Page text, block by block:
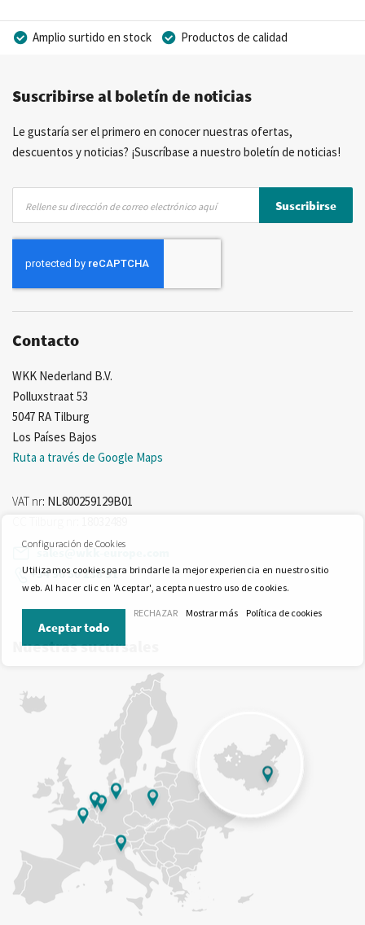
Amplio surtido en stock
Productos de calidad
Asesoramiento personal
Más de 40 años de experiencia
Posibilidad de crear marca privada
Suscribirse al boletín de noticias
Le gustaría ser el primero en conocer nuestras ofertas,
descuentos y noticias? ¡Suscríbase a nuestro boletín de noticias!
nuestro
boletín
Suscribirse
Contacto
WKK Nederland B.V.
Polluxstraat 53
5047 RA Tilburg
Los Países Bajos
Ruta a través de Google Maps
VAT nr: NL800259129B01
sales@wkk-europe.com
+34 96 50 238 91
Nuestras sucursales
Configuración de Cookies
Utilizamos cookies para brindarle la mejor experiencia en nuestro sitio
web. Al hacer clic en 'Aceptar', acepta nuestro uso de cookies.
Aceptar todo
RECHAZAR Mostrar más Política de cookies